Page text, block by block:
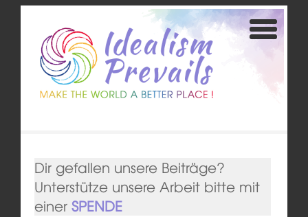
Dir gefallen unsere Beiträge?
Unterstütze unsere Arbeit bitte mit
einer SPENDE